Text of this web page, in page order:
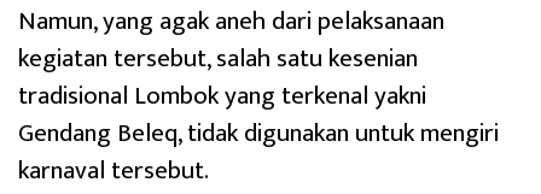
Namun, yang agak aneh dari pelaksanaan
kegiatan tersebut, salah satu kesenian
tradisional Lombok yang terkenal yakni
Gendang Beleq, tidak digunakan untuk mengiri
karnaval tersebut.